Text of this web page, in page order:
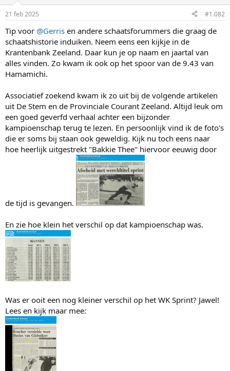
s
21 feb 2025 #1.082
Tip voor @Gerris en andere schaatsforummers die graag de
schaatshistorie induiken. Neem eens een kijkje in de
Krantenbank Zeeland. Daar kun je op naam en jaartal van
alles vinden. Zo kwam ik ook op het spoor van de 9.43 van
Hamamichi.
Associatief zoekend kwam ik zo uit bij de volgende artikelen
uit De Stem en de Provinciale Courant Zeeland. Altijd leuk om
een goed geverfd verhaal achter een bijzonder
kampioenschap terug te lezen. En persoonlijk vind ik de foto's
die er soms bij staan ook geweldig. Kijk nu toch eens naar
hoe heerlijk uitgestrekt "Bakkie Thee" hiervoor eeuwig door
de tijd is gevangen.
En zie hoe klein het verschil op dat kampioenschap was.
Was er ooit een nog kleiner verschil op het WK Sprint? Jawel!
Lees en kijk maar mee: